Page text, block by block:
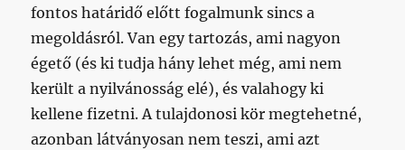
fontos határidő előtt fogalmunk sincs a
megoldásról. Van egy tartozás, ami nagyon
égető (és ki tudja hány lehet még, ami nem
került a nyilvánosság elé), és valahogy ki
kellene fizetni. A tulajdonosi kör megtehetné,
azonban látványosan nem teszi, ami azt